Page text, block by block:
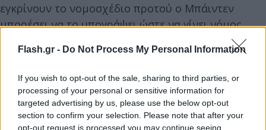
Flash.gr - Do Not Process My Personal Information
If you wish to opt-out of the sale, sharing to third parties, or
processing of your personal or sensitive information for
targeted advertising by us, please use the below opt-out
section to confirm your selection. Please note that after your
opt-out request is processed you may continue seeing
εγκρίνουν το νομοσχέδιο προτού ο Μπάιντεν
μπορέσει να το υπογράψει ώστε να γίνει νόμος.